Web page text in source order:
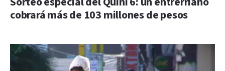
cobrará más de 103 millones de pesos